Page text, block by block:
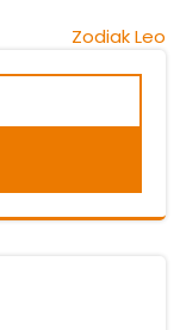
Zodiak Leo